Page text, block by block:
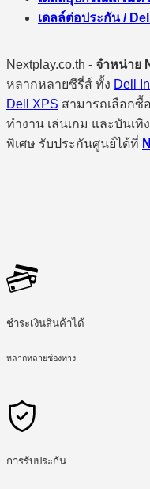
เดลล์ต่อประกัน /
Nextplay.co.th - จำหน่าย
หลากหลายซีรี่ส์ ทั้ง Dell
Dell XPS สามารถเลือกซื้
ทำงาน เล่นเกม และบันเ
พิเศษ รับประกันศูนย์ได้ที่
ชำระเงินสินค้าได้
หลากหลายช่องทาง
การรับประกัน